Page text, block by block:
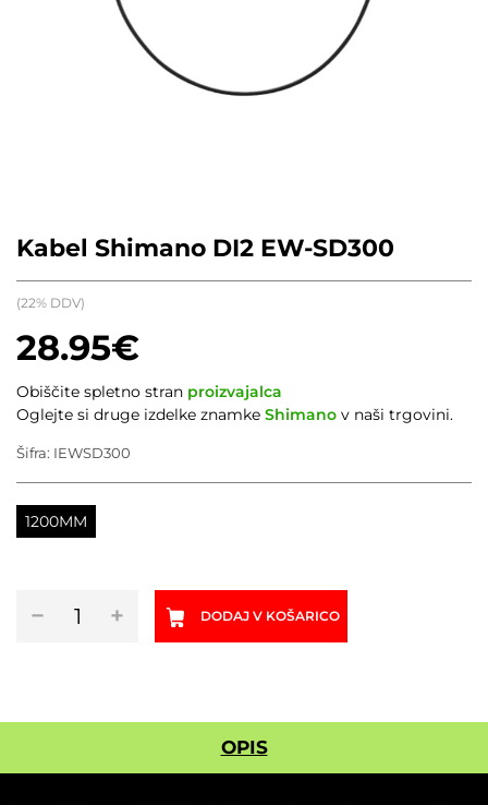
Kabel Shimano DI2 EW-SD300
28.95€
(22% DDV)
1200MM
−
Shimano
+ DODAJ V KOŠARICO
Obiščite spletno stran proizvajalca
Oglejte si druge izdelke znamke Shimano v naši trgovini.
Šifra: IEWSD300
OPIS